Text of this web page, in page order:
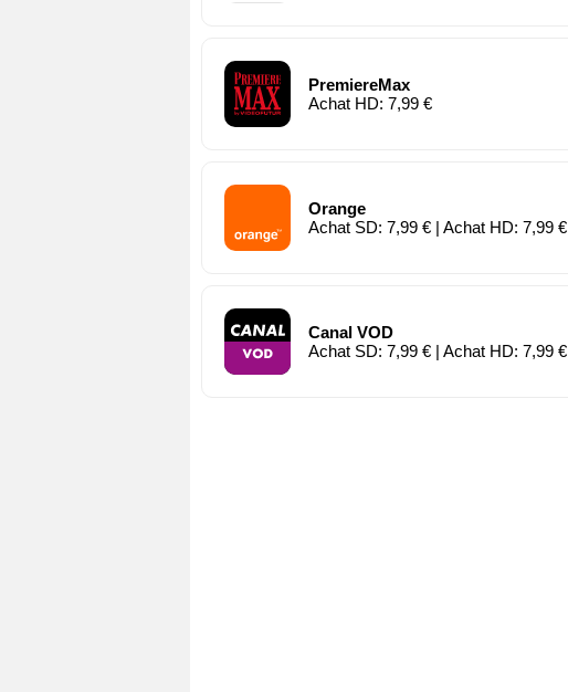
PremiereMax
Achat HD: 7,99 €
Orange
Achat SD: 7,99 € | Achat HD: 7,99 €
Canal VOD
Achat SD: 7,99 € | Achat HD: 7,99 €